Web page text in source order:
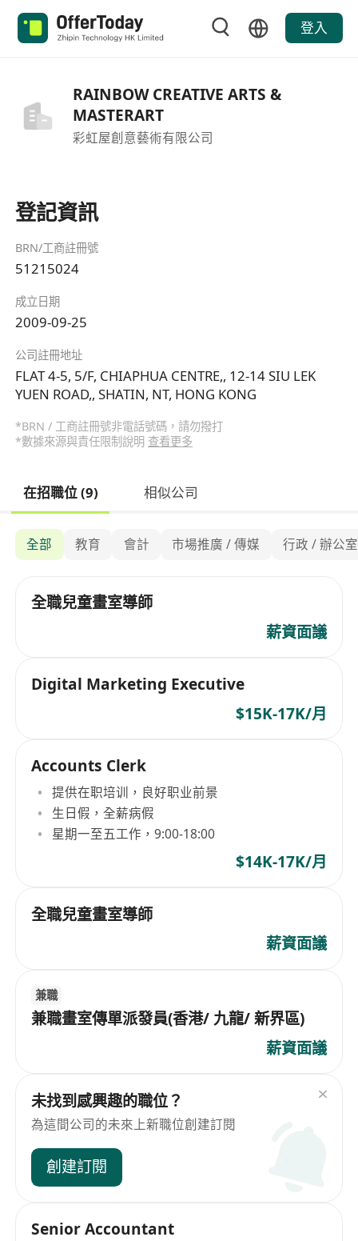
登入
RAINBOW CREATIVE ARTS &
MASTERART
彩虹屋創意藝術有限公司
登記資訊
BRN/工商註冊號
51215024
成立日期
2009-09-25
公司註冊地址
FLAT 4-5, 5/F, CHIAPHUA CENTRE,, 12-14 SIU LEK
YUEN ROAD,, SHATIN, NT, HONG KONG
*BRN / 工商註冊號非電話號碼，請勿撥打
*數據來源與責任限制說明 查看更多
在招職位 (9) 相似公司
全部 教育 會計 市場推廣 / 傳媒 行政 / 辦公
全職兒童畫室導師
薪資面議
Digital Marketing Executive
$15K-17K/月
Accounts Clerk
提供在职培训，良好职业前景
生日假，全薪病假
星期一至五工作，9:00-18:00
$14K-17K/月
全職兒童畫室導師
薪資面議
兼職
兼職畫室傳單派發員(香港/ 九龍/ 新界區)
薪資面議
未找到感興趣的職位？
為這間公司的未來上新職位創建訂閱
創建訂閱
Senior Accountant